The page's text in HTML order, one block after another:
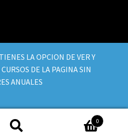
LA OPCION DE VER Y
DE LA PAGINA SIN
ANUALES
Built with WooCommerce
0